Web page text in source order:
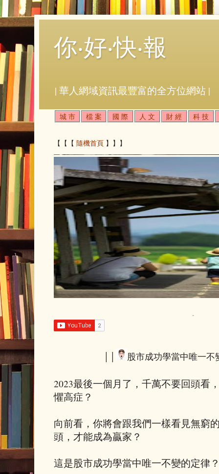
你‧好‧快‧報
| 華人網域資訊最豐富的全方位網站 |
城 市 檔 案 國 際 人 文 財 經 科 技
【【【 隨機首頁 】】】
股市成功學當中唯一不
2023最後一個月了，千萬不要回頭看
懼高症？
向前看，你將會跟我們一樣看見無窮
頭，才能成為贏家？
這是股市成功學當中唯一不變的定律